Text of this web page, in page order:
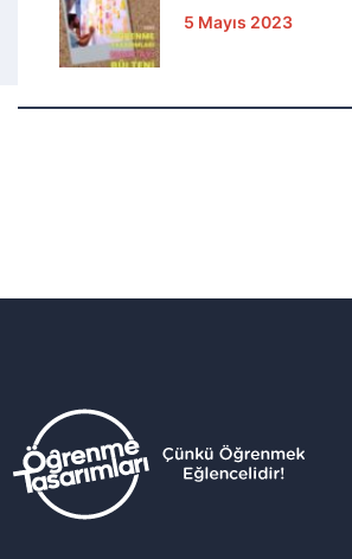
5 Mayıs 2023